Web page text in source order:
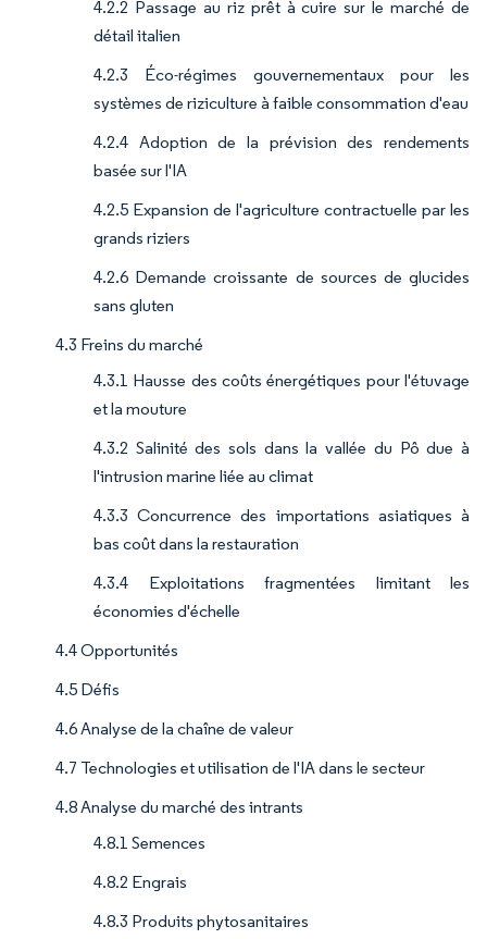
4.2.2 Passage au riz prêt à cuire sur le marché de
détail italien
4.2.3 Éco-régimes gouvernementaux pour les
systèmes de riziculture à faible consommation d'eau
4.2.4 Adoption de la prévision des rendements
basée sur l'IA
4.2.5 Expansion de l'agriculture contractuelle par les
grands riziers
4.2.6 Demande croissante de sources de glucides
sans gluten
4.3 Freins du marché
4.3.1 Hausse des coûts énergétiques pour l'étuvage
et la mouture
4.3.2 Salinité des sols dans la vallée du Pô due à
l'intrusion marine liée au climat
4.3.3 Concurrence des importations asiatiques à
bas coût dans la restauration
4.3.4 Exploitations fragmentées limitant les
économies d'échelle
4.4 Opportunités
4.5 Défis
4.6 Analyse de la chaîne de valeur
4.7 Technologies et utilisation de l'IA dans le secteur
4.8 Analyse du marché des intrants
4.8.1 Semences
4.8.2 Engrais
4.8.3 Produits phytosanitaires